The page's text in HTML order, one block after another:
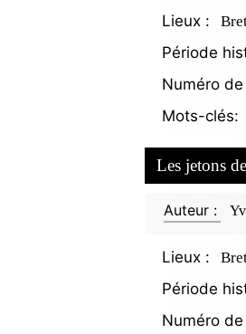
Lieux :
Période
Numéro
Mots-clés:
Les jetons
Auteur :
Lieux :
Période
Numéro